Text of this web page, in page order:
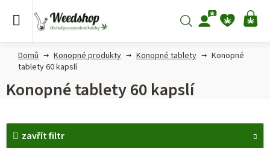
Hledat
Domů Konopné produkty Konopné tablety
Konopné
tablety 60 kapslí
Konopné tablety 60 kapslí
zavřít filtr
V